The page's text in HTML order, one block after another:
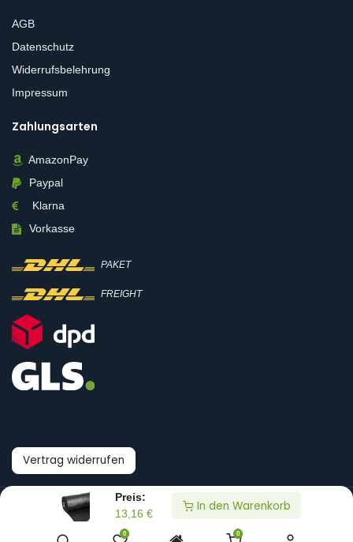
Preis:
13,16 €
In den Warenkorb
0 0
AGB
Datenschutz
Widerrufsbelehrung
Impressum
Zahlungsarten
AmazonPay
Paypal
Klarna
Vorkasse
PAKET
FREIGHT
Vertrag widerrufen
© Boni-Shop GmbH